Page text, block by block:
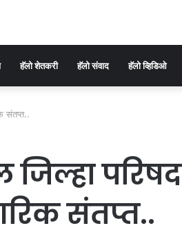
⁠हॅलो शेतकरी ⁠हॅलो संवाद ⁠हॅलो व्हिडिओ
संतप्त..
जिल्हा परिषद
संतप्त..